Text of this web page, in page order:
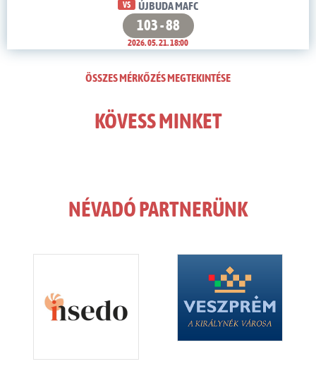
VS ÚJBUDA MAFC
103 - 88
2026. 05. 21. 18:00
ÖSSZES MÉRKŐZÉS MEGTEKINTÉSE
KÖVESS MINKET
NÉVADÓ PARTNERÜNK